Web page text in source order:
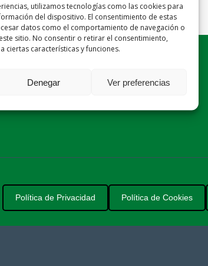
utilizamos tecnologías como las cookies para
del dispositivo. El consentimiento de estas
datos como el comportamiento de navegación o
sitio. No consentir o retirar el consentimiento,
ciertas características y funciones.
Denegar Ver preferencias
Política de Privacidad Política de Cookies